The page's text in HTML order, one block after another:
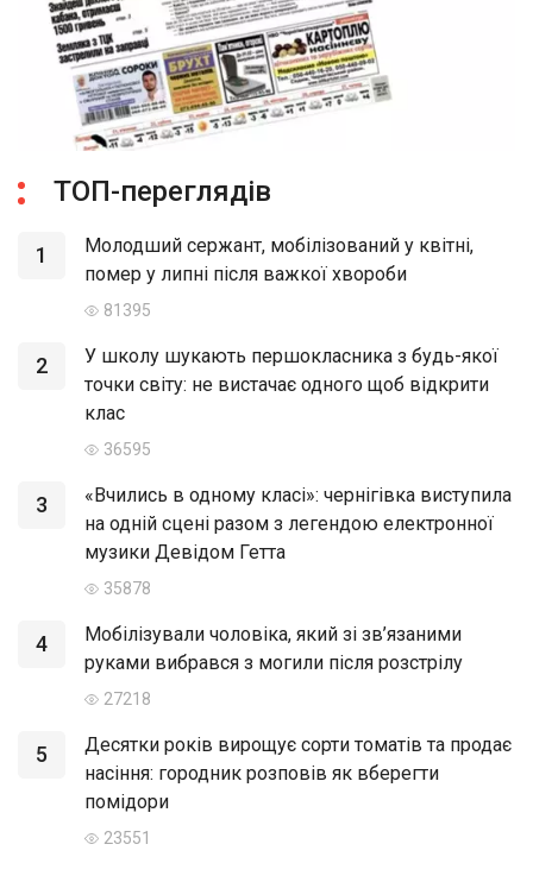
ТОП-переглядів
1
Молодший сержант, мобілізований у квітні,
помер у липні після важкої хвороби
81395
2
У школу шукають першокласника з будь-якої
точки світу: не вистачає одного щоб відкрити
клас
36595
3
«Вчились в одному класі»: чернігівка виступила
на одній сцені разом з легендою електронної
музики Девідом Гетта
35878
4
Мобілізували чоловіка, який зі зв’язаними
руками вибрався з могили після розстрілу
27218
5
Десятки років вирощує сорти томатів та продає
насіння: городник розповів як вберегти
помідори
23551